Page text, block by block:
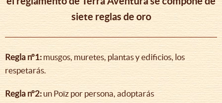
siete reglas de oro
Regla n°1: musgos, muretes, plantas y edificios, los
respetarás.
Regla n°2: un Poïz por persona, adoptarás